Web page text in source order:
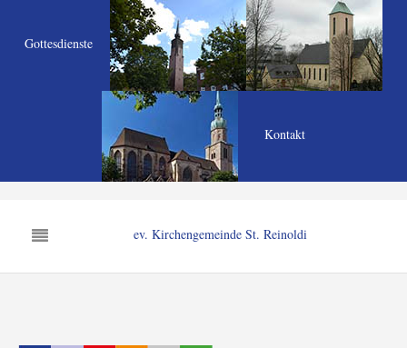
Gottesdienste
Kontakt
ev. Kirchengemeinde St. Reinoldi